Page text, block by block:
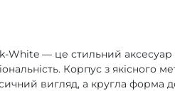
White — це стильний аксесуар
Корпус з якісного
вигляд, а кругла форма